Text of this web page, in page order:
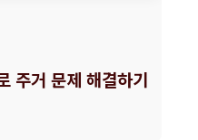
주거 문제 해결하기